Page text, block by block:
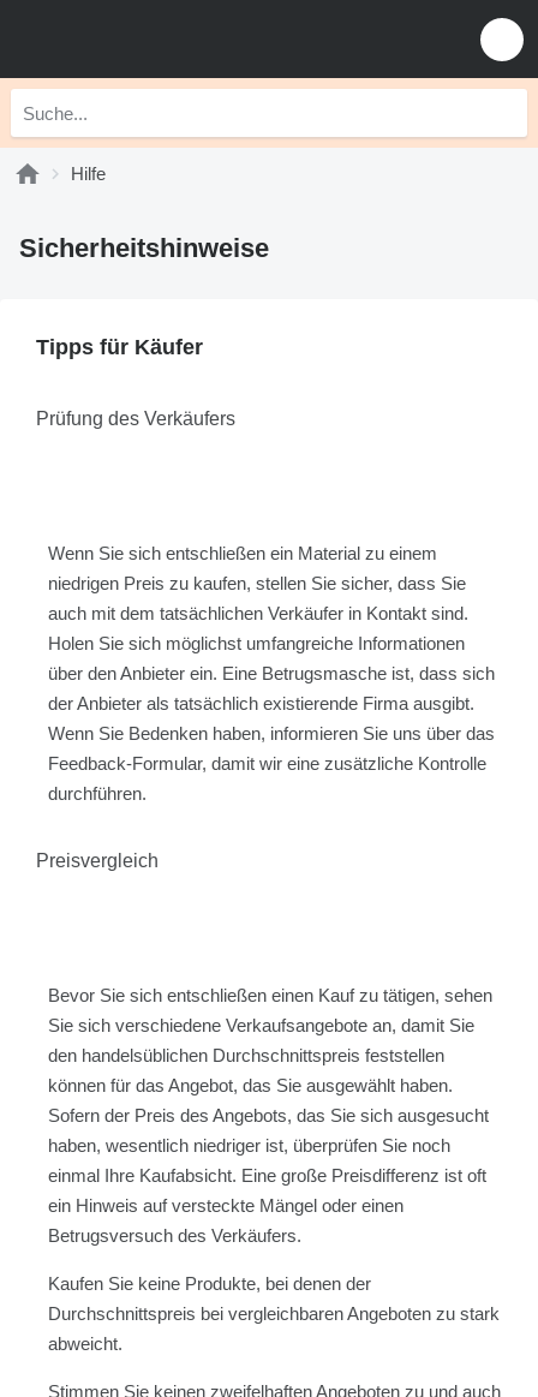
Hilfe
Sicherheitshinweise
Tipps für Käufer
Prüfung des Verkäufers
Wenn Sie sich entschließen ein Material zu einem
niedrigen Preis zu kaufen, stellen Sie sicher, dass Sie
auch mit dem tatsächlichen Verkäufer in Kontakt sind.
Holen Sie sich möglichst umfangreiche Informationen
über den Anbieter ein. Eine Betrugsmasche ist, dass sich
der Anbieter als tatsächlich existierende Firma ausgibt.
Wenn Sie Bedenken haben, informieren Sie uns über das
Feedback-Formular, damit wir eine zusätzliche Kontrolle
durchführen.
Preisvergleich
Bevor Sie sich entschließen einen Kauf zu tätigen, sehen
Sie sich verschiedene Verkaufsangebote an, damit Sie
den handelsüblichen Durchschnittspreis feststellen
können für das Angebot, das Sie ausgewählt haben.
Sofern der Preis des Angebots, das Sie sich ausgesucht
haben, wesentlich niedriger ist, überprüfen Sie noch
einmal Ihre Kaufabsicht. Eine große Preisdifferenz ist oft
ein Hinweis auf versteckte Mängel oder einen
Betrugsversuch des Verkäufers.
Kaufen Sie keine Produkte, bei denen der
Durchschnittspreis bei vergleichbaren Angeboten zu stark
abweicht.
Stimmen Sie keinen zweifelhaften Angeboten zu und auch